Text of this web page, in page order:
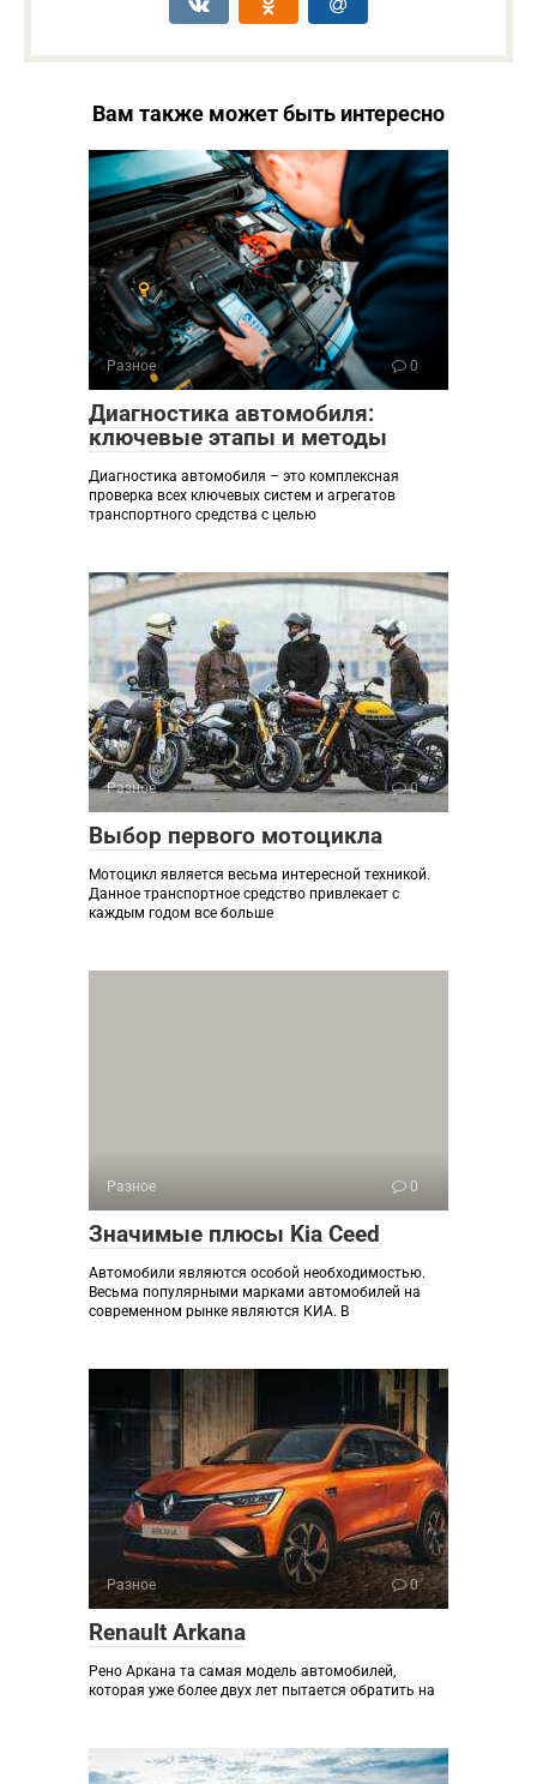
Вам также может быть интересно
Разное 0
Диагностика автомобиля:
ключевые этапы и методы
Диагностика автомобиля – это комплексная
проверка всех ключевых систем и агрегатов
транспортного средства с целью
Разное 0
Выбор первого мотоцикла
Мотоцикл является весьма интересной техникой.
Данное транспортное средство привлекает с
каждым годом все больше
Разное 0
Значимые плюсы Kia Ceed
Автомобили являются особой необходимостью.
Весьма популярными марками автомобилей на
современном рынке являются КИА. В
Разное 0
Renault Arkana
Рено Аркана та самая модель автомобилей,
которая уже более двух лет пытается обратить на